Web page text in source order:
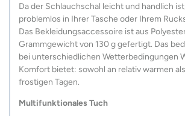
Da der Schlauchschal leicht und handlich
problemlos in Ihrer Tasche oder Ihrem
Das Bekleidungsaccessoire ist aus
Grammgewicht von 130 g gefertigt. Das
bei unterschiedlichen Wetterbedingungen
Komfort bietet: sowohl an relativ warmen
frostigen Tagen.
Multifunktionales Tuch